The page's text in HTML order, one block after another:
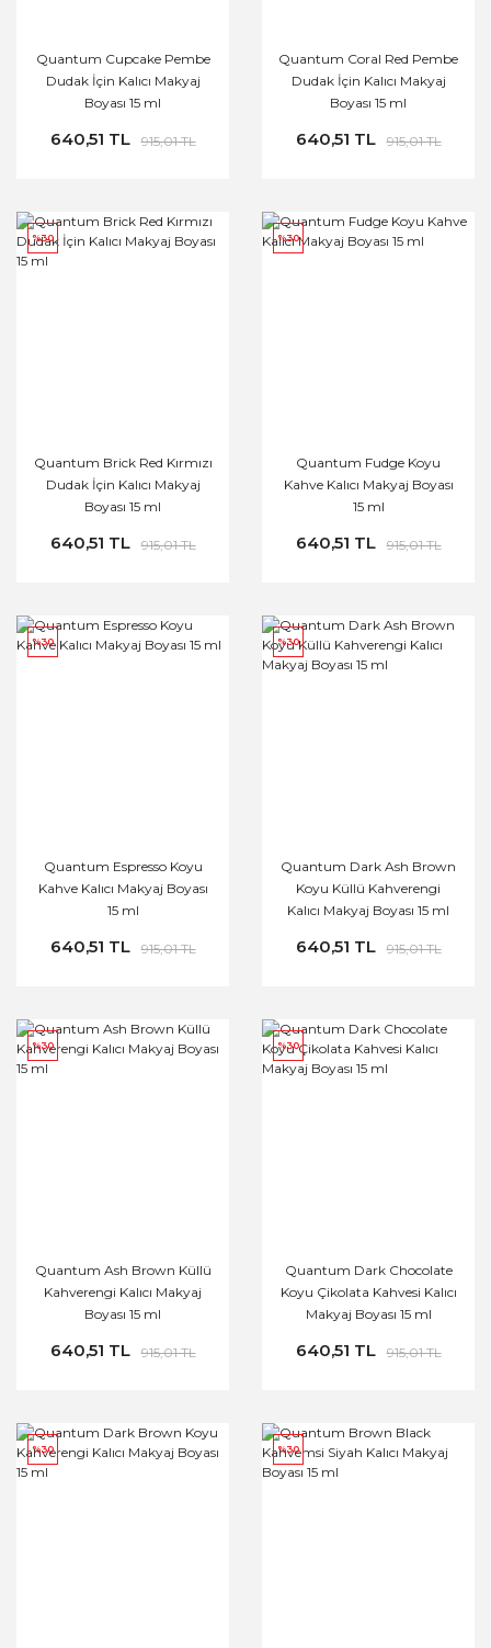
Quantum Cupcake Pembe
Dudak İçin Kalıcı Makyaj
Boyası 15 ml
640,51 TL 915,01 TL
Quantum Coral Red Pembe
Dudak İçin Kalıcı Makyaj
Boyası 15 ml
640,51 TL 915,01 TL
%30
Quantum Brick Red Kırmızı
Dudak İçin Kalıcı Makyaj
Boyası 15 ml
640,51 TL 915,01 TL
%30
Quantum Fudge Koyu
Kahve Kalıcı Makyaj Boyası
15 ml
640,51 TL 915,01 TL
%30
Quantum Espresso Koyu
Kahve Kalıcı Makyaj Boyası
15 ml
640,51 TL 915,01 TL
%30
Quantum Dark Ash Brown
Koyu Küllü Kahverengi
Kalıcı Makyaj Boyası 15 ml
640,51 TL 915,01 TL
%30
Quantum Ash Brown Küllü
Kahverengi Kalıcı Makyaj
Boyası 15 ml
640,51 TL 915,01 TL
%30
Quantum Dark Chocolate
Koyu Çikolata Kahvesi Kalıcı
Makyaj Boyası 15 ml
640,51 TL 915,01 TL
%30 %30